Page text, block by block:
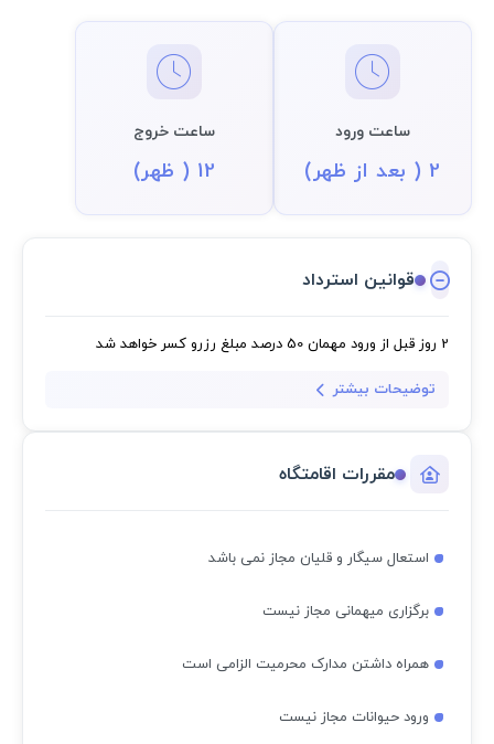
ساعت ورود
2 ( بعد از ظهر)
ساعت خروج
12 ( ظهر)
قوانین استرداد
2 روز قبل از ورود مهمان 50 درصد مبلغ رزرو کسر خواهد شد
توضیحات بیشتر
مقررات اقامتگاه
استعال سیگار و قلیان مجاز نمی باشد
برگزاری میهمانی مجاز نیست
همراه داشتن مدارک محرمیت الزامی است
ورود حیوانات مجاز نیست